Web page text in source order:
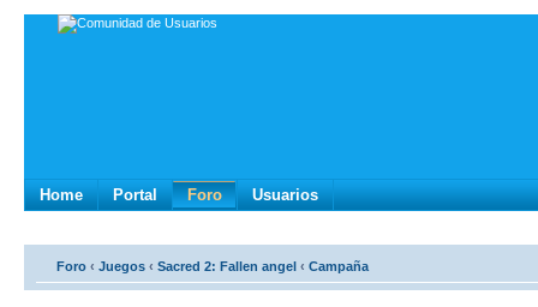
Home Portal Foro Usuarios
Foro ‹ Juegos ‹ Sacred 2: Fallen angel ‹ Campaña